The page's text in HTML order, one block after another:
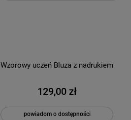
Wzorowy uczeń Bluza z nadrukiem
129,00 zł
powiadom o dostępności